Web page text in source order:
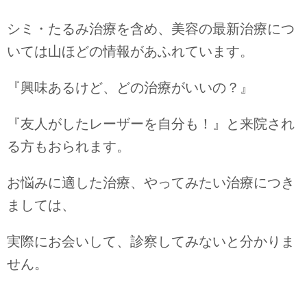
シミ・たるみ治療を含め、美容の最新治療につ
いては山ほどの情報があふれています。
『興味あるけど、どの治療がいいの？』
『友人がしたレーザーを自分も！』と来院され
る方もおられます。
お悩みに適した治療、やってみたい治療につき
ましては、
実際にお会いして、診察してみないと分かりま
せん。